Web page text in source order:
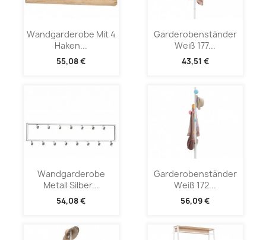
Wandgarderobe Mit 4
Haken...
55,08 €
Garderobenständer
Weiß 177...
43,51 €
Wandgarderobe
Metall Silber...
54,08 €
Garderobenständer
Weiß 172...
56,09 €